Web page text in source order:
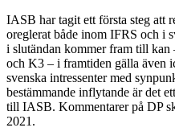
IASB har tagit ett första steg att
oreglerat både inom IFRS och i
i slutändan kommer fram till
och K3 – i framtiden gälla även
svenska intressenter med
bestämmande inflytande är det
till IASB. Kommentarer på DP
2021.